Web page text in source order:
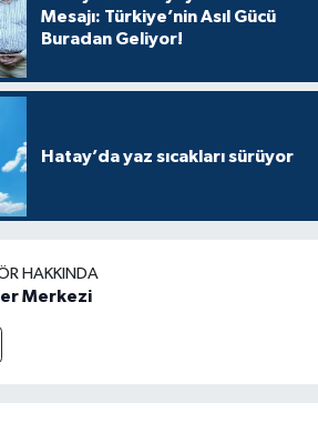
Mesajı: Türkiye’nin Asıl Gücü
Buradan Geliyor!
Hatay’da yaz sıcakları sürüyor
HAKKINDA
Merkezi